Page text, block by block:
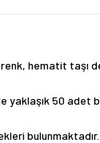
hematit taşı
yaklaşık 50 adet
bulunmaktadır.